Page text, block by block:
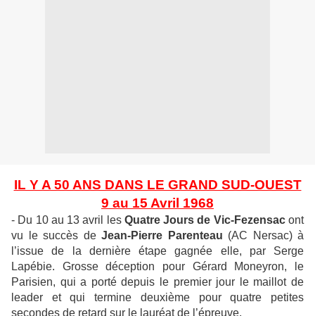
IL Y A 50 ANS DANS LE GRAND SUD-OUEST
9 au 15 Avril 1968
- Du 10 au 13 avril les Quatre Jours de Vic-Fezensacont
vu le succès de Jean-Pierre Parenteau (AC Nersac) à
l’issue de la dernière étape gagnée elle, par Serge
Lapébie. Grosse déception pour Gérard Moneyron, le
Parisien, qui a porté depuis le premier jour le maillot de
leader et qui termine deuxième pour quatre petites
secondes de retard sur le lauréat de l’épreuve.